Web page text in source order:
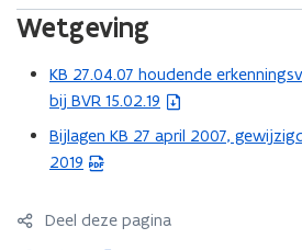
Wetgeving
KB 27.04.07 houdende
bij BVR 15.02.19
(
b
e
s
n
Bijlagen KB 27 april 2007,
2019
(
P
F
Deel deze pagina